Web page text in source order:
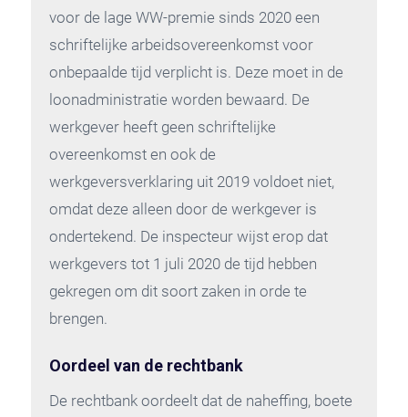
voor de lage WW-premie sinds 2020 een
schriftelijke arbeidsovereenkomst voor
onbepaalde tijd verplicht is. Deze moet in de
loonadministratie worden bewaard. De
werkgever heeft geen schriftelijke
overeenkomst en ook de
werkgeversverklaring uit 2019 voldoet niet,
omdat deze alleen door de werkgever is
ondertekend. De inspecteur wijst erop dat
werkgevers tot 1 juli 2020 de tijd hebben
gekregen om dit soort zaken in orde te
brengen.
Oordeel van de rechtbank
De rechtbank oordeelt dat de naheffing, boete